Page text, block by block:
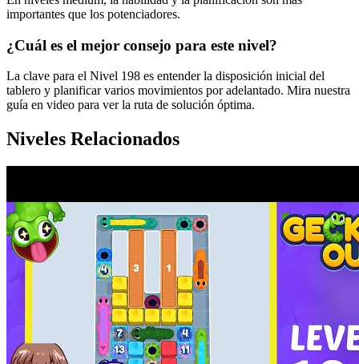
importantes que los potenciadores.
¿Cuál es el mejor consejo para este nivel?
La clave para el Nivel 198 es entender la disposición inicial del
tablero y planificar varios movimientos por adelantado. Mira nuestra
guía en video para ver la ruta de solución óptima.
Niveles Relacionados